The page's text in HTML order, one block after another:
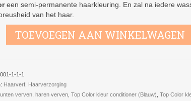
een semi-permanente haarkleuring. En zal na iedere
van het haar.
TOEVOEGEN AAN WINKELWAGEN
1-1-1
Haarverf, Haarverzorging
verven, haren verven, Top Color kleur conditioner (Blauw) Top Color